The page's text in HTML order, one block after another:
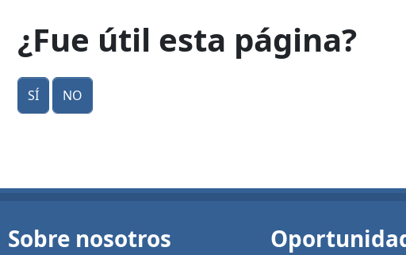
¿Fue útil esta página?
Sí No
Sobre nosotros